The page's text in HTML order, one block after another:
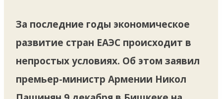
За последние годы экономическое
развитие стран ЕАЭС происходит в
непростых условиях. Об этом заявил
премьер-министр Армении Никол